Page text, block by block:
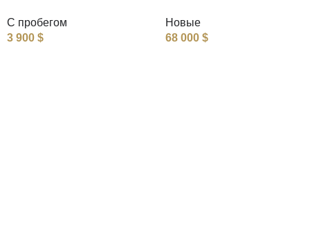
С пробегом
3 900 $
Новые
68 000 $